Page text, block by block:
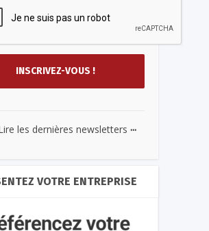
les dernières newsletters ...
VOTRE ENTREPRISE